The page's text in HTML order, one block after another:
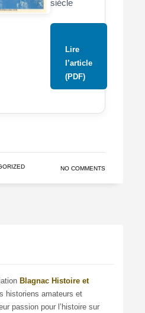
siècle
Lire
l’article
(PDF)
NO COMMENTS
Blagnac Histoire et
historiens amateurs et
passion pour l’histoire sur